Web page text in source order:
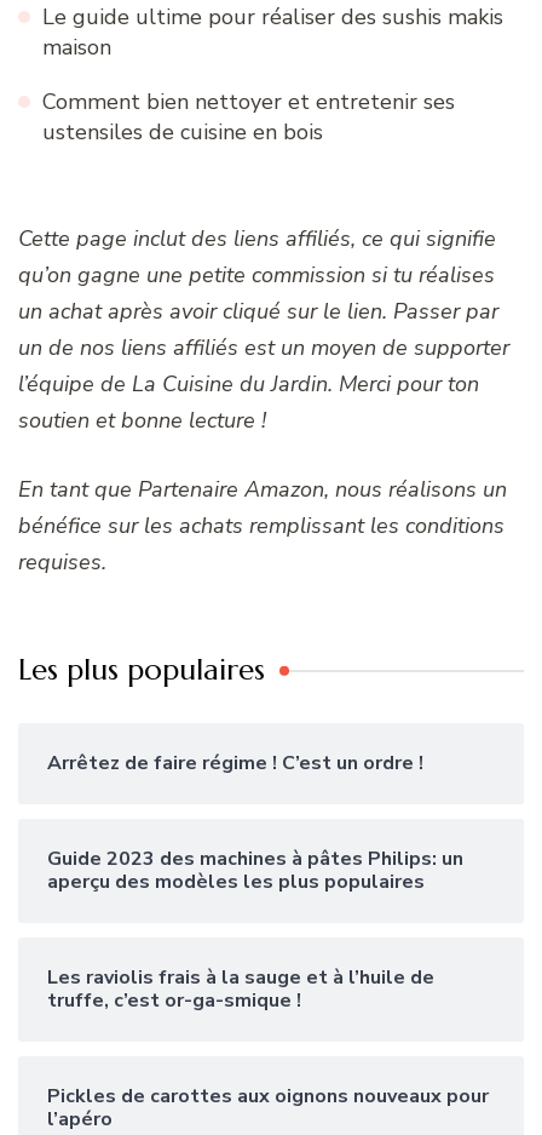
Le guide ultime pour réaliser des sushis makis
maison
Comment bien nettoyer et entretenir ses
ustensiles de cuisine en bois
Cette page inclut des liens affiliés, ce qui signifie
qu’on gagne une petite commission si tu réalises
un achat après avoir cliqué sur le lien. Passer par
un de nos liens affiliés est un moyen de supporter
l’équipe de La Cuisine du Jardin. Merci pour ton
soutien et bonne lecture !
En tant que Partenaire Amazon, nous réalisons un
bénéfice sur les achats remplissant les conditions
requises.
Les plus populaires
Arrêtez de faire régime ! C’est un ordre !
Guide 2023 des machines à pâtes Philips: un
aperçu des modèles les plus populaires
Les raviolis frais à la sauge et à l’huile de
truffe, c’est or-ga-smique !
Pickles de carottes aux oignons nouveaux pour
l’apéro